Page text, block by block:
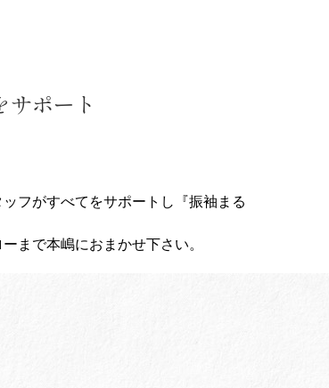
サポート
フがすべてをサポートし『振袖まる
まで本嶋におまかせ下さい。